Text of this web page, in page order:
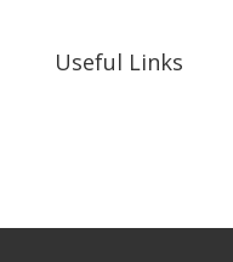
Useful Links